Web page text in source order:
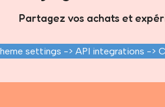
Partagez vos achats et
settings -> API integrations ->